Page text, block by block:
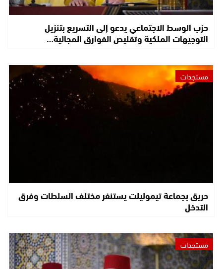
حزب الوسط الاجتماعي يدعو إلى التسريع بتنزيل
التوجيهات الملكية وتقليص الفوارق المجالية…
مستجدات
حريق بجماعة تيموليلت يستنفر مختلف السلطات وفرق
التدخل
مستجدات